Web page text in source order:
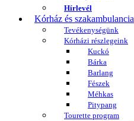
Hírlevél
Kórház és szakambulancia
Tevékenységünk
Kórházi részlegeink
Kuckó
Bárka
Barlang
Fészek
Méhkas
Pitypang
Tourette program